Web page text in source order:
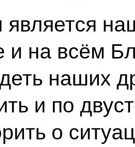
является
и на всём
наших
и по
о